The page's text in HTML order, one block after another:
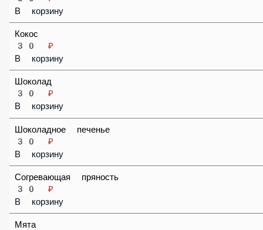
Апельсин
В корзину
Кокос
30 ₽
В корзину
Шоколад
30 ₽
В корзину
Шоколадное печенье
30 ₽
В корзину